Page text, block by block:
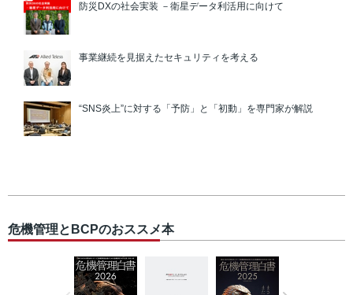
防災DXの社会実装 －衛星データ利活用に向けて
事業継続を見据えたセキュリティを考える
“SNS炎上”に対する「予防」と「初動」を専門家が解説
危機管理とBCPのおススメ本